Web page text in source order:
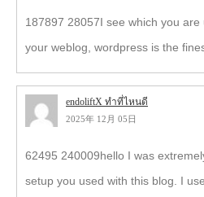
187897 28057I see which you are
your weblog, wordpress is the
endoliftX ทำที่ไหนดี
2025年 12月 05日
62495 240009hello I was
setup you used with this blog. I